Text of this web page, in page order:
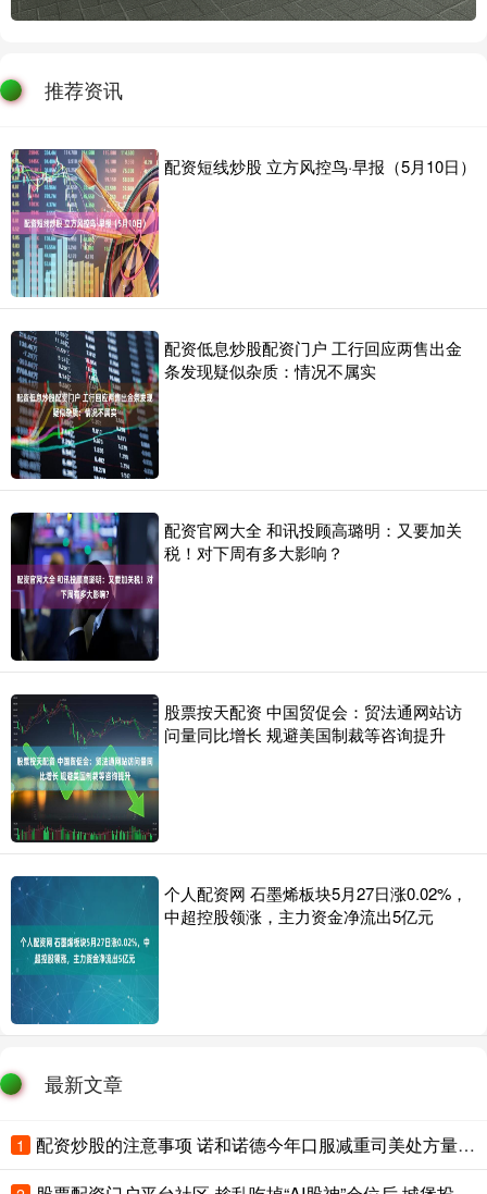
推荐资讯
配资短线炒股 立方风控鸟·早报（5月10日）
配资低息炒股配资门户 工行回应两售出金
条发现疑似杂质：情况不属实
配资官网大全 和讯投顾高璐明：又要加关
税！对下周有多大影响？
股票按天配资 中国贸促会：贸法通网站访
问量同比增长 规避美国制裁等咨询提升
个人配资网 石墨烯板块5月27日涨0.02%，
中超控股领涨，主力资金净流出5亿元
最新文章
1 配资炒股的注意事项 诺和诺德今年口服减重司美处方量超500万张 上调全年业绩指引